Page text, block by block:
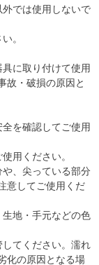
では使用しないで
。
に取り付けて使用
故・破損の原因と
を確認してご使用
用ください。
、尖っている部分
意してご使用くだ
地・手元などの色
てください。濡れ
化の原因となる場